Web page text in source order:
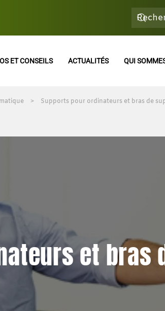
ET CONSEILS ACTUALITÉS QUI
Supports pour ordinateurs et bras de
et bras